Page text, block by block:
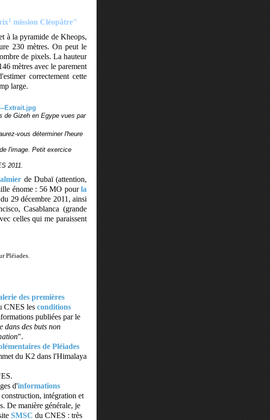
1 mission Cléopâtre"
à la pyramide de Kheops,
230 mètres. On peut le
de pixels. La hauteur
mètres avec le parement
correctement cette
large.
de Gizeh en Egype vues par
vous déterminer l'heure
l'image. Petit exercice
2011.
de Dubaï (attention,
énome : 56 MO pourla
29 décembre 2011, ainsi
Casablanca (grande
celles qui me paraissent
Pléiades.
des premières
CNES les conditions
publiées par le
dans des buts non
".
de Pléiades
du K2 dans l'Himalaya
d'informations
construction, intégration et
De manière générale, je
SMSC du CNES : très